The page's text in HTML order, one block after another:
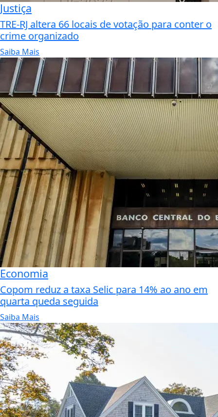
Justiça
TRE-RJ altera 66 locais de votação para conter o
crime organizado
Saiba Mais
Economia
Copom reduz a taxa Selic para 14% ao ano em
quarta queda seguida
Saiba Mais